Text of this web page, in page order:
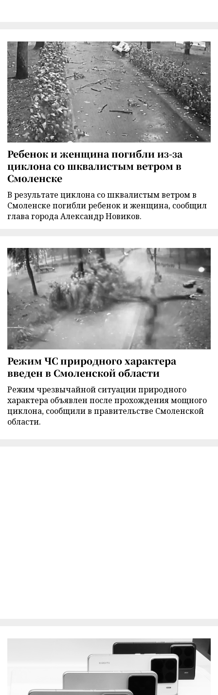
Ребенок и женщина погибли из-за
циклона со шквалистым ветром в
Смоленске
В результате циклона со шквалистым ветром в
Смоленске погибли ребенок и женщина, сообщил
глава города Александр Новиков.
Режим ЧС природного характера
введен в Смоленской области
Режим чрезвычайной ситуации природного
характера объявлен после прохождения мощного
циклона, сообщили в правительстве Смоленской
области.